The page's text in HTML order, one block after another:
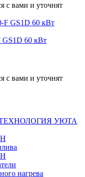
с вами и уточнят
GS1D 60 кВт
с вами и уточнят
УЮТА